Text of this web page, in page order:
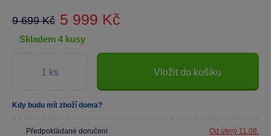
9 699 Kč 5 999 Kč
skladem 4 kusy
Vložit do košíku
Kdy budu mít zboží doma?
Předpokládané doručení Od úterý 11.08.